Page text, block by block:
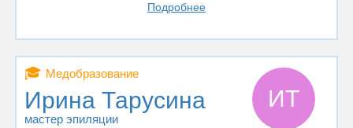
Подробнее
🎓 Медобразование
Ирина Тарусина
мастер эпиляции
ИТ